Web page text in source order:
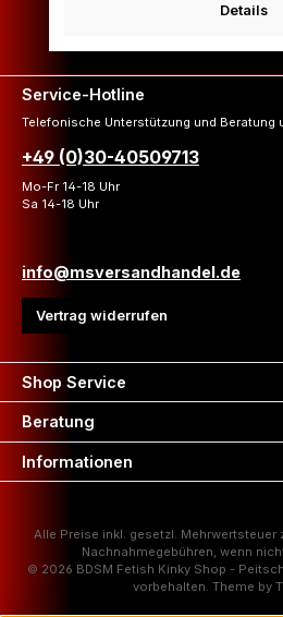
Details
Service-Hotline
Telefonische Unterstützung und Beratung
+49 (0)30-40509713
Mo-Fr 14-18 Uhr
Sa 14-18 Uhr
info@msversandhandel.de
Vertrag widerrufen
Shop Service
Beratung
Informationen
Alle Preise inkl. gesetzl. Mehrwertsteuer
Nachnahmegebühren, wenn
© 2026 BDSM Fetish Kinky Shop -
vorbehalten. Theme by